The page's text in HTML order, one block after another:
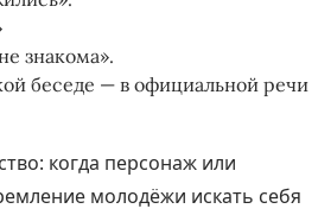
знакома».
беседе — в официальной речи
когда персонаж или
молодёжи искать себя